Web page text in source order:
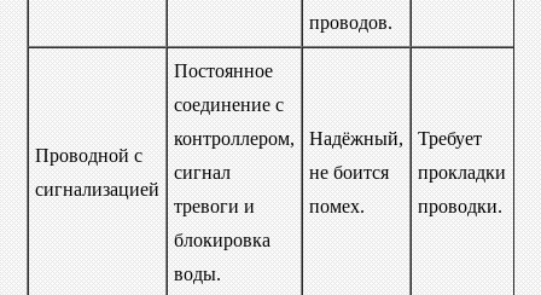
проводов.
Проводной с
сигнализацией
Постоянное
соединение с
контроллером,
сигнал
тревоги и
блокировка
воды.
Надёжный,
не боится
помех.
Требует
прокладки
проводки.